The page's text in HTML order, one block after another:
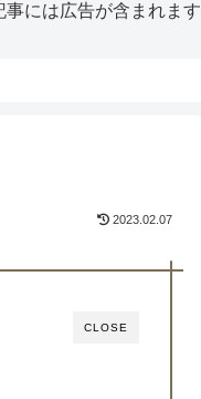
には広告が含まれます
2023.02.07
CLOSE